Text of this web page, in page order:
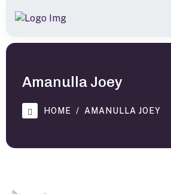
Amanulla Joey
HOME AMANULLA JOEY